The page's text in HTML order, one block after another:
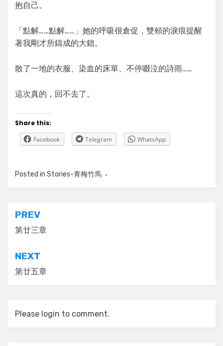
抱自己。
「點解……點解……」她的呼吸很倉促，雙頰的淚痕提醒
著我剛才所鑄成的大錯。
散了一地的衣服、染血的床單、不停啜泣的詩雨……
這次真的，回不去了。
Share this:
Facebook
Telegram WhatsApp
Posted in Stories-青梅竹馬
Post
navigation
PREV
第廿三章
NEXT
第廿五章
Please login to comment.